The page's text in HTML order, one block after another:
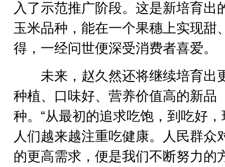
入了示范推广阶段。这是新培育出
玉米品种，能在一个果穗上实现甜
得，一经问世便深受消费者喜爱。
未来，赵久然还将继续培育出
种植、口味好、营养价值高的新品
种。“从最初的追求吃饱，到吃好
人们越来越注重吃健康。人民群众
的更高需求，便是我们不断努力的